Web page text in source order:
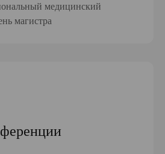
медицинский
магистра